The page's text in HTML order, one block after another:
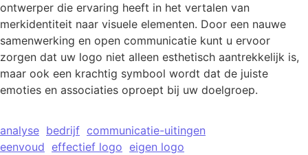
ontwerper die ervaring heeft in het vertalen van
merkidentiteit naar visuele elementen. Door een nauwe
samenwerking en open communicatie kunt u ervoor
zorgen dat uw logo niet alleen esthetisch aantrekkelijk is,
maar ook een krachtig symbool wordt dat de juiste
emoties en associaties oproept bij uw doelgroep.
analyse bedrijf communicatie-uitingen
eenvoud effectief logo eigen logo